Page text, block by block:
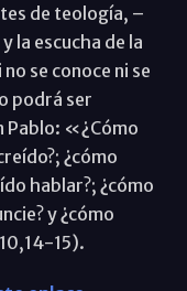
de teología, –
la escucha de la
se conoce ni se
podrá ser
Pablo: «¿Cómo
¿cómo
hablar?; ¿cómo
y ¿cómo
15).